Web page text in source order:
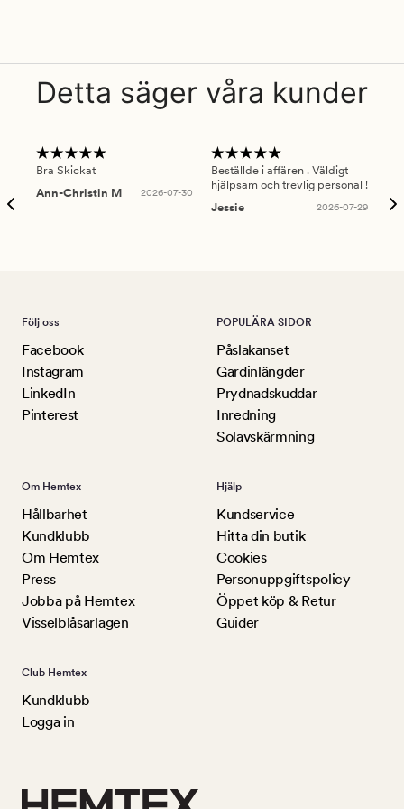
Detta säger våra kunder
Bra Skickat
Ann-Christin M
2026-07-30
Beställde i affären . Väldigt
hjälpsam och trevlig personal !
Jessie
2026-07-29
Följ oss
Facebook
Instagram
LinkedIn
Pinterest
POPULÄRA SIDOR
Påslakanset
Gardinlängder
Prydnadskuddar
Inredning
Solavskärmning
Om Hemtex
Hållbarhet
Kundklubb
Om Hemtex
Press
Jobba på Hemtex
Visselblåsarlagen
Hjälp
Kundservice
Hitta din butik
Cookies
Personuppgiftspolicy
Öppet köp & Retur
Guider
Club Hemtex
Kundklubb
Logga in